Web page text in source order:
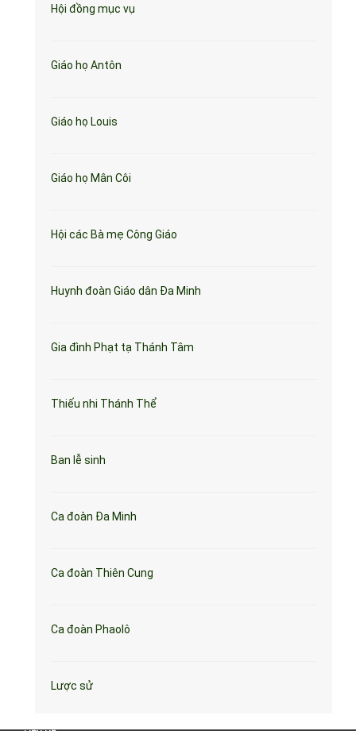
Hội đồng mục vụ
Giáo họ Antôn
Giáo họ Louis
Giáo họ Mân Côi
Hội các Bà mẹ Công Giáo
Huynh đoàn Giáo dân Đa Minh
Gia đình Phạt tạ Thánh Tâm
Thiếu nhi Thánh Thể
Ban lễ sinh
Ca đoàn Đa Minh
Ca đoàn Thiên Cung
Ca đoàn Phaolô
Lược sử